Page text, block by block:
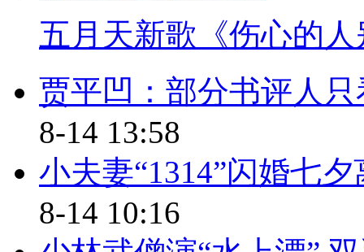
我们进不去，人家关上了，
【解说】13日，张必清在接
已经在安排人，希望尽快拆除楼
和王林一样，王林都不是医生。
目前，朝阳工商部门已经对奇
再次到访位于北京呼家楼南里
的各种经营资质，并一再撇清与
五月天新歌《伤心的
贾平凹：部分书评人
8-14 13:58
小夫妻“1314”闪婚七
8-14 10:16